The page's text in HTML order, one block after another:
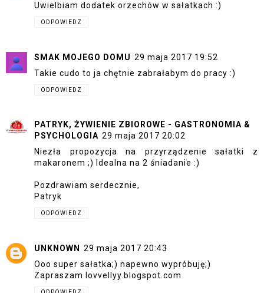
Uwielbiam dodatek orzechów w sałatkach :)
ODPOWIEDZ
SMAK MOJEGO DOMU 29 maja 2017 19:52
Takie cudo to ja chętnie zabrałabym do pracy :)
ODPOWIEDZ
PATRYK, ŻYWIENIE ZBIOROWE - GASTRONOMIA &
PSYCHOLOGIA 29 maja 2017 20:02
Niezła propozycja na przyrządzenie sałatki z
makaronem ;) Idealna na 2 śniadanie :)
Pozdrawiam serdecznie,
Patryk
ODPOWIEDZ
UNKNOWN
29 maja 2017 20:43
Ooo super sałatka;) napewno wypróbuję;)
Zapraszam lovvellyy.blogspot.com